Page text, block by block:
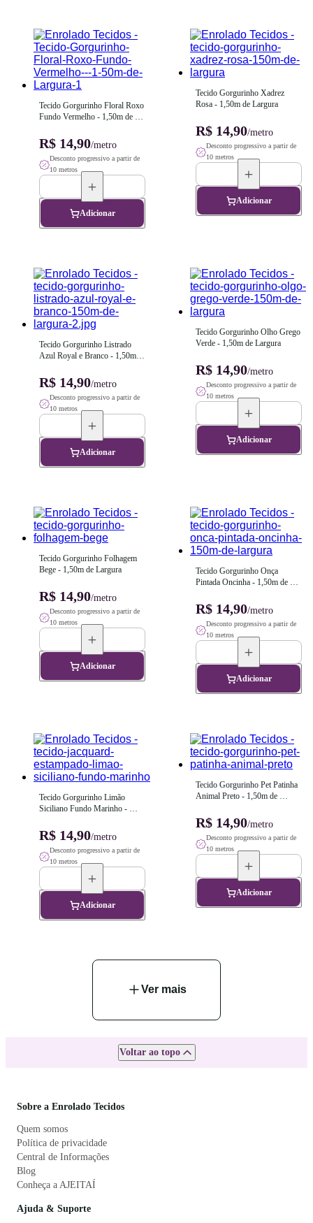
Tecido Gorgurinho Floral Roxo
Fundo Vermelho - 1,50m de
R$ 14,90/metro
Desconto progressivo a partir de
10 metros
Adicionar
Tecido Gorgurinho Xadrez
Rosa - 1,50m de Largura
R$ 14,90/metro
Desconto progressivo a partir de
10 metros
Adicionar
Tecido Gorgurinho Listrado
Azul Royal e Branco - 1,50m
R$ 14,90/metro
Desconto progressivo a partir de
10 metros
Adicionar
Tecido Gorgurinho Olho Grego
Verde - 1,50m de Largura
R$ 14,90/metro
Desconto progressivo a partir de
10 metros
Adicionar
Tecido Gorgurinho Folhagem
Bege - 1,50m de Largura
R$ 14,90/metro
Desconto progressivo a partir de
10 metros
Adicionar
Tecido Gorgurinho Onça
Pintada Oncinha - 1,50m de
R$ 14,90/metro
Desconto progressivo a partir de
10 metros
Adicionar
Tecido Gorgurinho Limão
Siciliano Fundo Marinho -
R$ 14,90/metro
Desconto progressivo a partir de
10 metros
Adicionar
Tecido Gorgurinho Pet Patinha
Animal Preto - 1,50m de
R$ 14,90/metro
Desconto progressivo a partir de
10 metros
Adicionar
Ver mais
Voltar ao topo
Sobre a Enrolado Tecidos
Quem somos
Política de privacidade
Central de Informações
Blog
Conheça a AJEITAÍ
Ajuda & Suporte